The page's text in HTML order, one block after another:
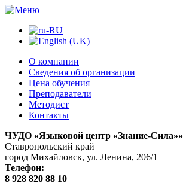
О компании
Сведения об организации
Цена обучения
Преподаватели
Методист
Контакты
ЧУДО «Языковой центр «Знание-Сила»»
Ставропольский край
город Михайловск, ул. Ленина, 206/1
Телефон:
8 928 820 88 10